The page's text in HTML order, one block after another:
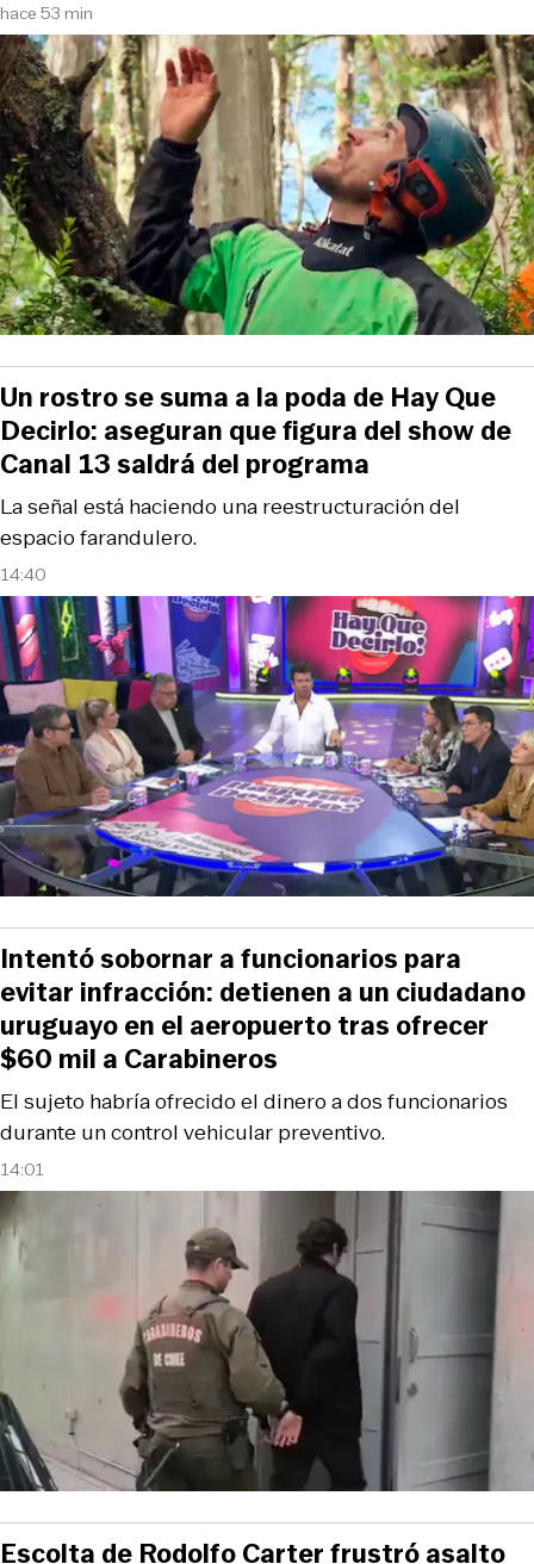
hace 53 min
14:40
La señal está haciendo una reestructuración del
espacio farandulero.
Un rostro se suma a la poda de Hay Que
Decirlo: aseguran que figura del show de
Canal 13 saldrá del programa
14:01
El sujeto habría ofrecido el dinero a dos funcionarios
durante un control vehicular preventivo.
Intentó sobornar a funcionarios para
evitar infracción: detienen a un ciudadano
uruguayo en el aeropuerto tras ofrecer
$60 mil a Carabineros
Escolta de Rodolfo Carter frustró asalto